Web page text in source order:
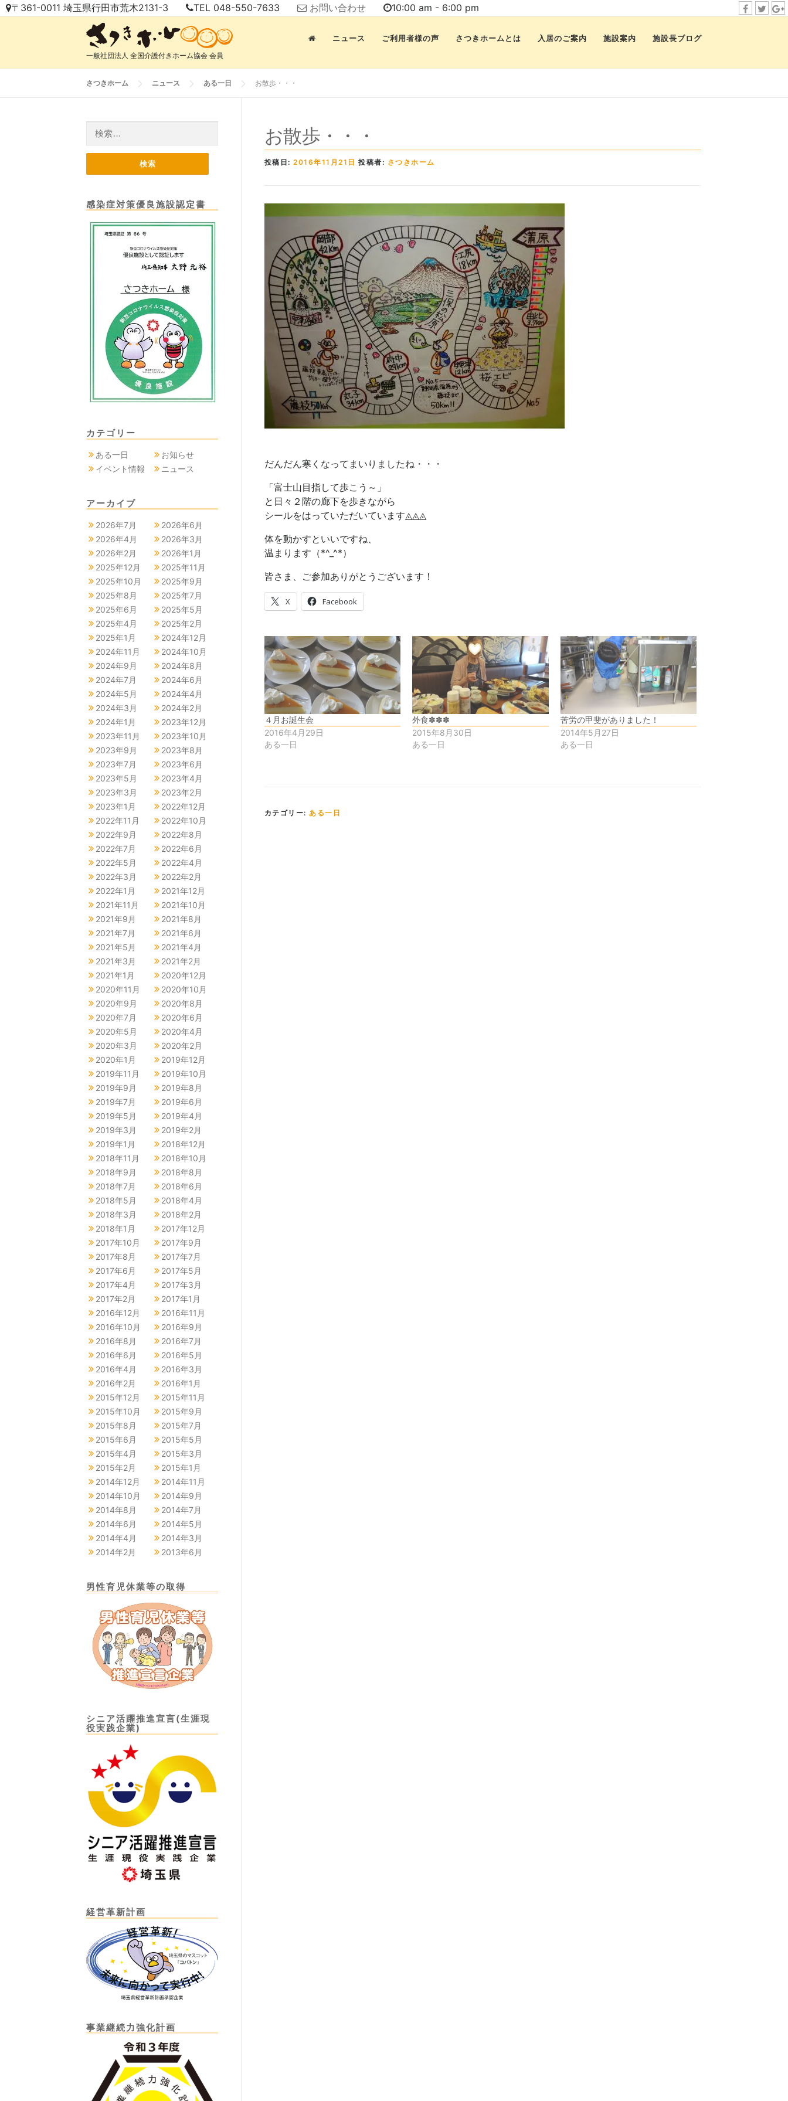
コ 〒361-0011 埼玉県行田市荒木2131-3 TEL 048-550-7633 お問い合わせ
10:00 am - 6:00 pm
e
t
t
一般社団法人 全国介護付きホーム協会 会員
ニュース ご利用者様の声 さつきホームとは 入居のご案内 施設案内 施設長ブログ
さつきホーム ニュース ある一日 お散歩・・・
お散歩・・・
投稿日:2016年11月21日 投稿者: さつきホーム
だんだん寒くなってまいりましたね・・・
「富士山目指して歩こう～」
と日々２階の廊下を歩きながら
シールをはっていただいています◬◬◬
体を動かすといいですね、
温まります（*^_^*）
皆さま、ご参加ありがとうございます！
X Facebook
４月お誕生会
2016年4月29日
ある一日
外食✽✽✽
2015年8月30日
ある一日
苦労の甲斐がありました！
2014年5月27日
ある一日
カテゴリー: ある一日
感染症対策優良施設認定書
カテゴリー
ある一日
お知らせ
イベント情報
ニュース
アーカイブ
2026年7月
2026年6月
2026年4月
2026年3月
2026年2月
2026年1月
2025年12月
2025年11月
2025年10月
2025年9月
2025年8月
2025年7月
2025年6月
2025年5月
2025年4月
2025年2月
2025年1月
2024年12月
2024年11月
2024年10月
2024年9月
2024年8月
2024年7月
2024年6月
2024年5月
2024年4月
2024年3月
2024年2月
2024年1月
2023年12月
2023年11月
2023年10月
2023年9月
2023年8月
2023年7月
2023年6月
2023年5月
2023年4月
2023年3月
2023年2月
2023年1月
2022年12月
2022年11月
2022年10月
2022年9月
2022年8月
2022年7月
2022年6月
2022年5月
2022年4月
2022年3月
2022年2月
2022年1月
2021年12月
2021年11月
2021年10月
2021年9月
2021年8月
2021年7月
2021年6月
2021年5月
2021年4月
2021年3月
2021年2月
2021年1月
2020年12月
2020年11月
2020年10月
2020年9月
2020年8月
2020年7月
2020年6月
2020年5月
2020年4月
2020年3月
2020年2月
2020年1月
2019年12月
2019年11月
2019年10月
2019年9月
2019年8月
2019年7月
2019年6月
2019年5月
2019年4月
2019年3月
2019年2月
2019年1月
2018年12月
2018年11月
2018年10月
2018年9月
2018年8月
2018年7月
2018年6月
2018年5月
2018年4月
2018年3月
2018年2月
2018年1月
2017年12月
2017年10月
2017年9月
2017年8月
2017年7月
2017年6月
2017年5月
2017年4月
2017年3月
2017年2月
2017年1月
2016年12月
2016年11月
2016年10月
2016年9月
2016年8月
2016年7月
2016年6月
2016年5月
2016年4月
2016年3月
2016年2月
2016年1月
2015年12月
2015年11月
2015年10月
2015年9月
2015年8月
2015年7月
2015年6月
2015年5月
2015年4月
2015年3月
2015年2月
2015年1月
2014年12月
2014年11月
2014年10月
2014年9月
2014年8月
2014年7月
2014年6月
2014年5月
2014年4月
2014年3月
2014年2月
2013年6月
男性育児休業等の取得
シニア活躍推進宣言(生涯現
役実践企業)
経営革新計画
事業継続力強化計画